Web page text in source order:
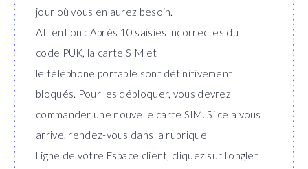
jour où vous en aurez besoin.
Attention : Après 10 saisies incorrectes du
code PUK, la carte SIM et
le téléphone portable sont définitivement
bloqués. Pour les débloquer, vous devrez
commander une nouvelle carte SIM. Si cela vous
arrive, rendez-vous dans la rubrique
Ligne de votre Espace client, cliquez sur l'onglet